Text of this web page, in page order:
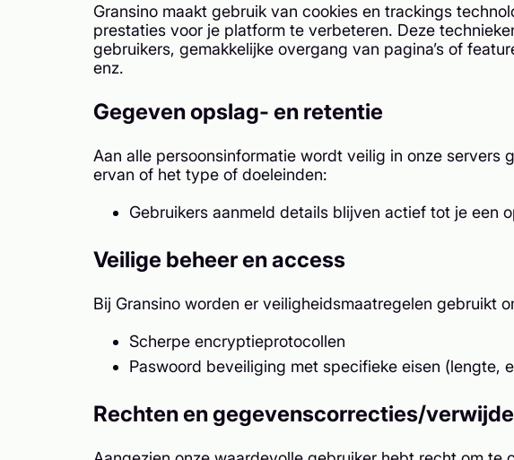
Gransino maakt gebruik van cookies en trackings
prestaties voor je platform te verbeteren. Deze
gebruikers, gemakkelijke overgang van pagina’s of
enz.
Gegeven opslag- en retentie
Aan alle persoonsinformatie wordt veilig in onze
ervan of het type of doeleinden:
Gebruikers aanmeld details blijven actief tot je een
Veilige beheer en access
Bij Gransino worden er veiligheidsmaatregelen gebruikt
Scherpe encryptieprotocollen
Paswoord beveiliging met specifieke eisen (lengte,
Rechten en gegevenscorrecties/